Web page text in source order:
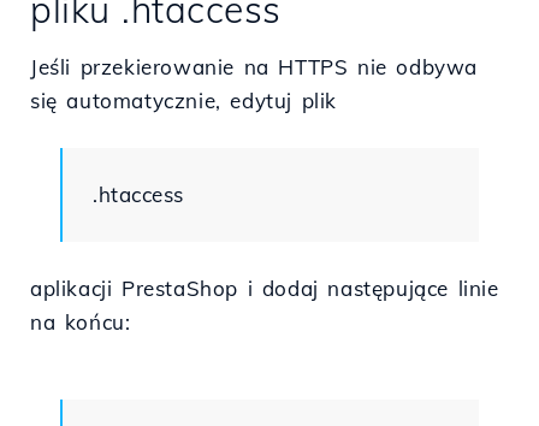
pliku .htaccess
Jeśli przekierowanie na HTTPS nie odbywa
się automatycznie, edytuj plik
.htaccess
aplikacji PrestaShop i dodaj następujące linie
na końcu: